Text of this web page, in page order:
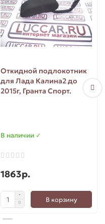
Откидной подлокотник
для Лада Калина2 до
2015г, Гранта Спорт.
В наличии ✓
1863р.
В корзину